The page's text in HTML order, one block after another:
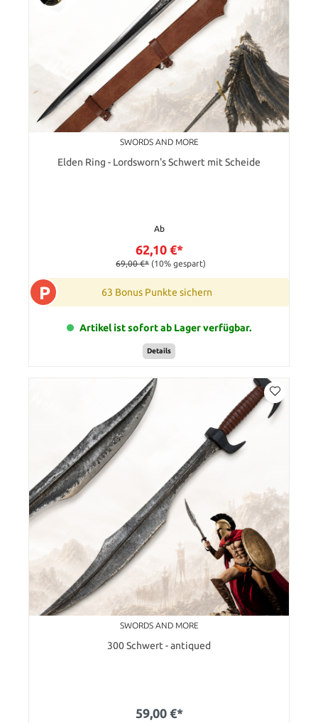
SWORDS AND MORE
Elden Ring - Lordsworn's Schwert mit Scheide
Ab
62,10 €*
69,00 €* (10% gespart)
P 63 Bonus Punkte sichern
Artikel ist sofort ab Lager verfügbar.
Details
SWORDS AND MORE
300 Schwert - antiqued
59,00 €*